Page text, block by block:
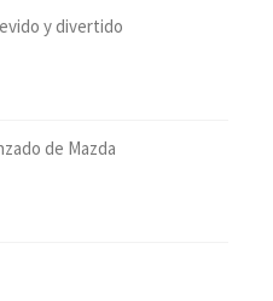
y divertido
de Mazda